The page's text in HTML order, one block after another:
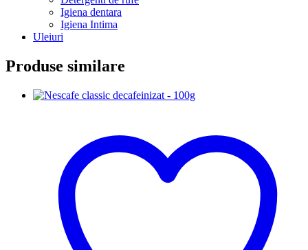
Igiena dentara
Igiena Intima
Uleiuri
Produse similare